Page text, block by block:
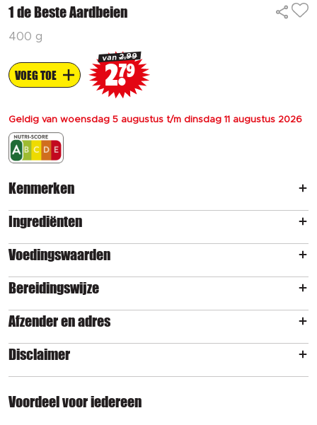
1 de Beste Aardbeien
400 g
VOEG TOE
van2.99
279
Geldig van woensdag 5 augustus t/m dinsdag 11 augustus 2026
Kenmerken
Ingrediënten
Voedingswaarden
Bereidingswijze
Afzender en adres
Disclaimer
Voordeel voor iedereen